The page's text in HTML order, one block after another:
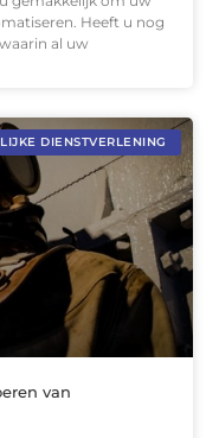
Heeft u nog
al uw
DIENSTVERLENING
van